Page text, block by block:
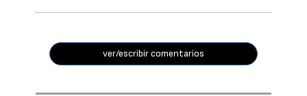
ver/escribir comentarios